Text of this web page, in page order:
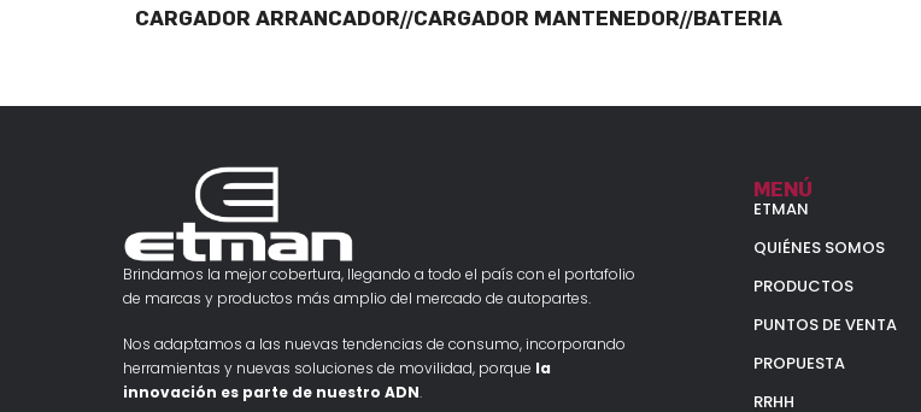
CARGADOR ARRANCADOR//CARGADOR MANTENEDOR//BATERIA
Brindamos la mejor cobertura, llegando a todo el país con el portafolio
de marcas y productos más amplio del mercado de autopartes.
Nos adaptamos a las nuevas tendencias de consumo, incorporando
herramientas y nuevas soluciones de movilidad, porque la
innovación es parte de nuestro ADN.
MENÚ
ETMAN
QUIÉNES SOMOS
PRODUCTOS
PUNTOS DE VENTA
PROPUESTA
RRHH